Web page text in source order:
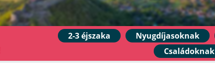
2-3 éjszaka Nyugdíjasoknak
Családoknak